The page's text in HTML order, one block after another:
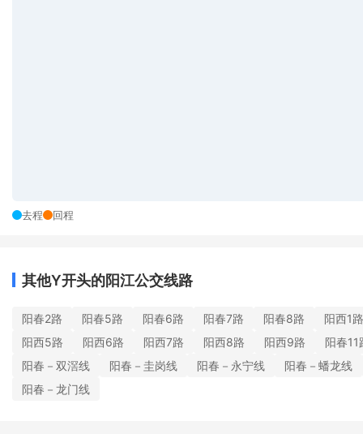
去程 回程
其他Y开头的阳江公交线路
阳春2路 阳春5路 阳春6路 阳春7路 阳春8路
阳西1路
阳西5路
阳西6路 阳西7路 阳西8路 阳西9路
阳春11
阳春－双滘线
阳春－圭岗线 阳春－永宁线
阳春－蟠龙线
阳春－龙门线